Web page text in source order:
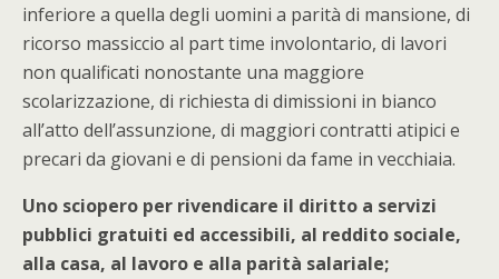
inferiore a quella degli uomini a parità di mansione, di
ricorso massiccio al part time involontario, di lavori
non qualificati nonostante una maggiore
scolarizzazione, di richiesta di dimissioni in bianco
all’atto dell’assunzione, di maggiori contratti atipici e
precari da giovani e di pensioni da fame in vecchiaia.
Uno sciopero per rivendicare il diritto a servizi
pubblici gratuiti ed accessibili, al reddito sociale,
alla casa, al lavoro e alla parità salariale;